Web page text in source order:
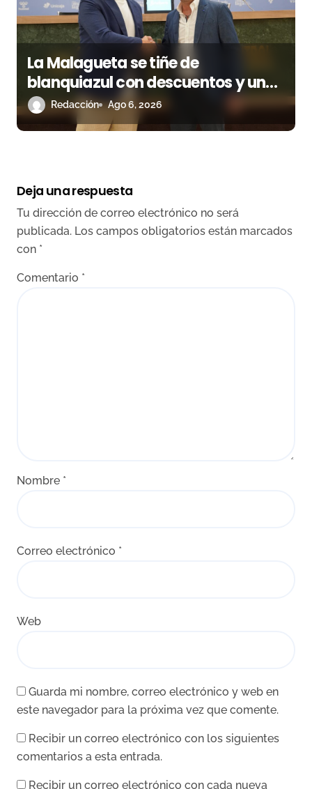
La Malagueta se tiñe de
blanquiazul con descuentos y una
corrida homenaje al Málaga CF
Redacción Ago 6, 2026
Deja una respuesta
Tu dirección de correo electrónico no será
publicada. Los campos obligatorios están marcados
con *
Comentario *
Nombre *
Correo electrónico *
Web
Guarda mi nombre, correo electrónico y web en
este navegador para la próxima vez que comente.
Recibir un correo electrónico con los siguientes
comentarios a esta entrada.
Recibir un correo electrónico con cada nueva